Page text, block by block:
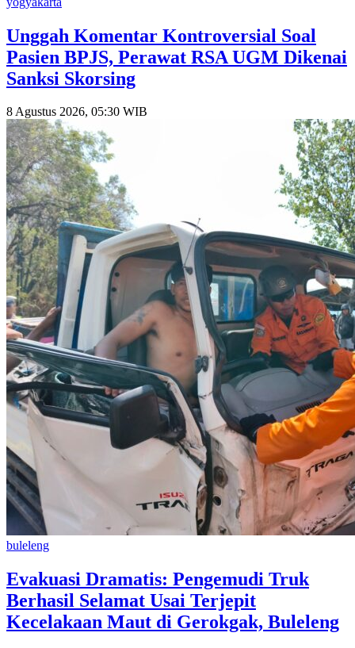
Unggah Komentar Kontroversial Soal
Pasien BPJS, Perawat RSA UGM Dikenai
Sanksi Skorsing
8 Agustus 2026, 05:30 WIB
buleleng
Evakuasi Dramatis: Pengemudi Truk
Berhasil Selamat Usai Terjepit
Kecelakaan Maut di Gerokgak, Buleleng